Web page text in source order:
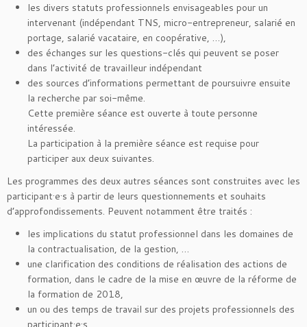
les divers statuts professionnels envisageables pour un
intervenant (indépendant TNS, micro-entrepreneur, salarié en
portage, salarié vacataire, en coopérative, …),
des échanges sur les questions-clés qui peuvent se poser
dans l’activité de travailleur indépendant
des sources d’informations permettant de poursuivre ensuite
la recherche par soi-même.
Cette première séance est ouverte à toute personne
intéressée.
La participation à la première séance est requise pour
participer aux deux suivantes.
Les programmes des deux autres séances sont construites avec les
participant·e·s à partir de leurs questionnements et souhaits
d’approfondissements. Peuvent notamment être traités :
les implications du statut professionnel dans les domaines de
la contractualisation, de la gestion, …
une clarification des conditions de réalisation des actions de
formation, dans le cadre de la mise en œuvre de la réforme de
la formation de 2018,
un ou des temps de travail sur des projets professionnels des